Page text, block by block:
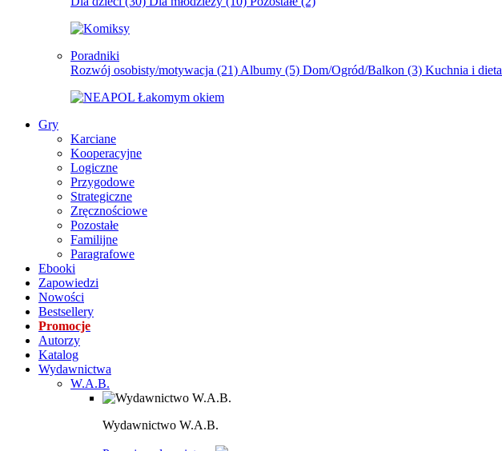
Poradniki
Rozwój osobisty/motywacja (21) Albumy (5) Dom/Ogród/Balkon (3) Kuchnia i dieta
Gry
Karciane
Kooperacyjne
Logiczne
Przygodowe
Strategiczne
Zręcznościowe
Pozostałe
Familijne
Paragrafowe
Ebooki
Zapowiedzi
Nowości
Bestsellery
Promocje
Autorzy
Katalog
Wydawnictwa
W.A.B.
Wydawnictwo W.A.B.